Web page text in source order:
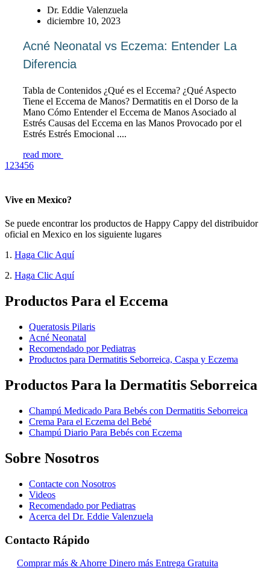
Dr. Eddie Valenzuela
diciembre 10, 2023
Acné Neonatal vs Eczema: Entender La
Diferencia
Tabla de Contenidos ¿Qué es el Eccema? ¿Qué Aspecto
Tiene el Eccema de Manos? Dermatitis en el Dorso de la
Mano Cómo Entender el Eccema de Manos Asociado al
Estrés Causas del Eccema en las Manos Provocado por el
Estrés Estrés Emocional ....
read more
1 23456
Vive en Mexico?
Se puede encontrar los productos de Happy Cappy del distribuidor
oficial en Mexico en los siguiente lugares
1. Haga Clic Aquí
2. Haga Clic Aquí
Productos Para el Eccema
Queratosis Pilaris
Acné Neonatal
Recomendado por Pediatras
Productos para Dermatitis Seborreica, Caspa y Eczema
Productos Para la Dermatitis Seborreica
Champú Medicado Para Bebés con Dermatitis Seborreica
Crema Para el Eczema del Bebé
Champú Diario Para Bebés con Eczema
Sobre Nosotros
Contacte con Nosotros
Videos
Recomendado por Pediatras
Acerca del Dr. Eddie Valenzuela
Contacto Rápido
Comprar más & Ahorre Dinero más Entrega Gratuita